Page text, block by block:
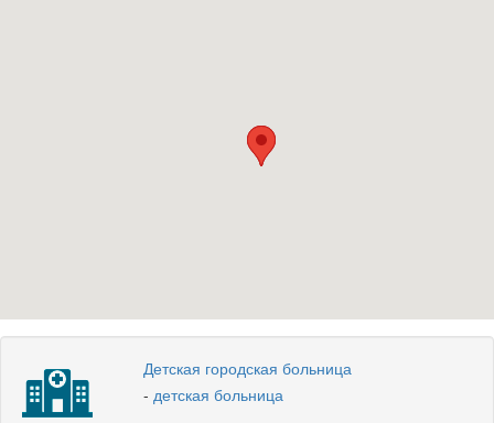
Детская городская больница
- детская больница